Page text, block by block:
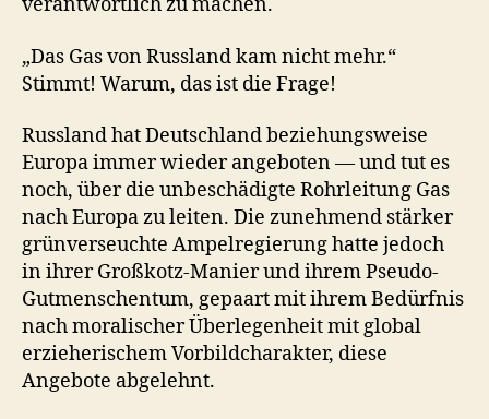
„Das Gas von Russland kam nicht mehr.“
Stimmt! Warum, das ist die Frage!
Russland hat Deutschland beziehungsweise
Europa immer wieder angeboten — und tut es
noch, über die unbeschädigte Rohrleitung Gas
nach Europa zu leiten. Die zunehmend stärker
grünverseuchte Ampelregierung hatte jedoch
in ihrer Großkotz-Manier und ihrem Pseudo-
Gutmenschentum, gepaart mit ihrem Bedürfnis
nach moralischer Überlegenheit mit global
erzieherischem Vorbildcharakter, diese
Angebote abgelehnt.